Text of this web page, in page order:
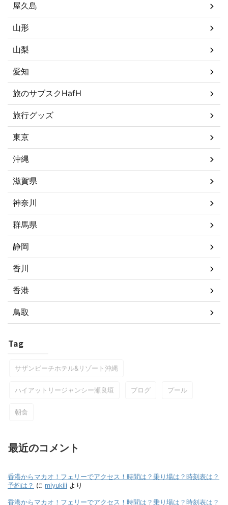
屋久島
山形
山梨
愛知
旅のサブスクHafH
旅行グッズ
東京
沖縄
滋賀県
神奈川
群馬県
静岡
香川
香港
鳥取
Tag
サザンビーチホテル&リゾート沖縄
ハイアットリージャンシー瀬良垣 ブログ プール
朝食
最近のコメント
香港からマカオ！フェリーでアクセス！時間は？乗り場は？時刻表は？
予約は？ に miyukiii より
香港からマカオ！フェリーでアクセス！時間は？乗り場は？時刻表は？